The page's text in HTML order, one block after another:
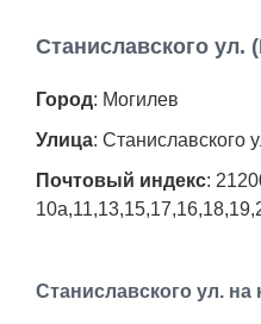
Афиша
Станиславского ул.
Город: Могилев
Улица: Станиславского
Почтовый индекс:
Станиславского ул. на